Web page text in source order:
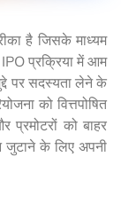
है जिसके माध्यम
IPO प्रक्रिया में आम
पर सदस्यता लेने के
को वित्तपोषित
को बाहर
जुटाने के लिए अपनी